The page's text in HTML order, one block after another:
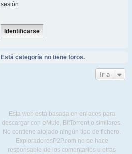
sesión
Está categoría no tiene foros.
Ir a
Esta web está basada en enlaces para
descargar con eMule, BitTorrent o similares.
No contiene alojado ningún tipo de fichero.
ExploradoresP2P.com no se hace
responsable de los comentarios u otras